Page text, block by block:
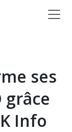
ses
grâce
Info